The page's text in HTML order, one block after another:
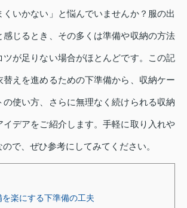
くいかない」と悩んでいませんか？服の出
感じるとき、その多くは準備や収納の方法
ツが足りない場合がほとんどです。この記
替えを進めるための下準備から、収納ケー
の使い方、さらに無理なく続けられる収納
イデアをご紹介します。手軽に取り入れや
で、ぜひ参考にしてみてください。
を楽にする下準備の工夫